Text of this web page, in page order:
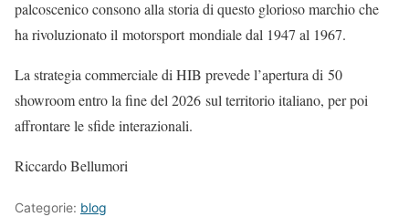
palcoscenico consono alla storia di questo glorioso marchio che
ha rivoluzionato il motorsport mondiale dal 1947 al 1967.
La strategia commerciale di HIB prevede l’apertura di 50
showroom entro la fine del 2026 sul territorio italiano, per poi
affrontare le sfide interazionali.
Riccardo Bellumori
Categorie: blog